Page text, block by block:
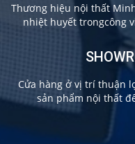
Thương hiệu nội thất
nhiệt huyết trongcông
Cửa hàng ở vị trí thuận
sản phẩm nội thất